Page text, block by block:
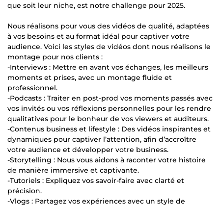
que soit leur niche, est notre challenge pour 2025.
Nous réalisons pour vous des vidéos de qualité, adaptées
à vos besoins et au format idéal pour captiver votre
audience. Voici les styles de vidéos dont nous réalisons le
montage pour nos clients :
-Interviews : Mettre en avant vos échanges, les meilleurs
moments et prises, avec un montage fluide et
professionnel.
-Podcasts : Traiter en post-prod vos moments passés avec
vos invités ou vos réflexions personnelles pour les rendre
qualitatives pour le bonheur de vos viewers et auditeurs.
-Contenus business et lifestyle : Des vidéos inspirantes et
dynamiques pour captiver l’attention, afin d’accroître
votre audience et développer votre business.
-Storytelling : Nous vous aidons à raconter votre histoire
de manière immersive et captivante.
-Tutoriels : Expliquez vos savoir-faire avec clarté et
précision.
-Vlogs : Partagez vos expériences avec un style de